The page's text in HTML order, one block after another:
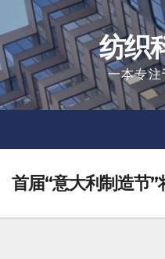
to
content
纺织
一本专注
首届“意大利制造节”